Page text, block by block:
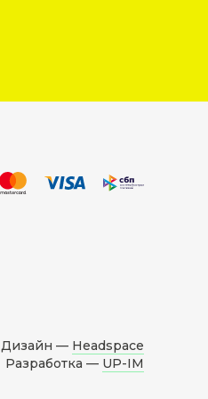
Дизайн — Headspace
Разработка — UP-IM